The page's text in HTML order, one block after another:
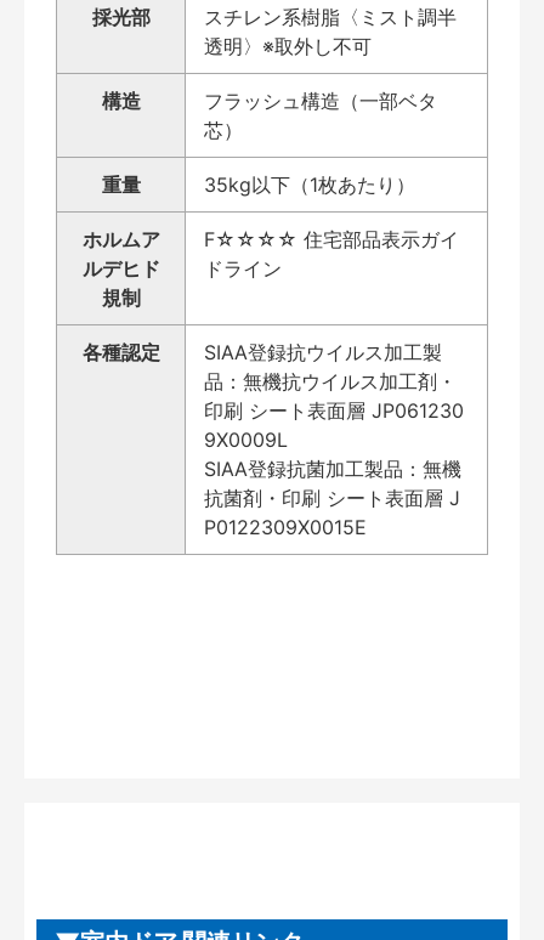
採光部
スチレン系樹脂〈ミスト調半
透明〉※取外し不可
構造
フラッシュ構造（一部ベタ
芯）
重量 35kg以下（1枚あたり）
ホルムア
ルデヒド
規制
F☆☆☆☆ 住宅部品表示ガイ
ドライン
各種認定
SIAA登録抗ウイルス加工製
品：無機抗ウイルス加工剤・
印刷 シート表面層 JP061230
9X0009L
SIAA登録抗菌加工製品：無機
抗菌剤・印刷 シート表面層 J
P0122309X0015E